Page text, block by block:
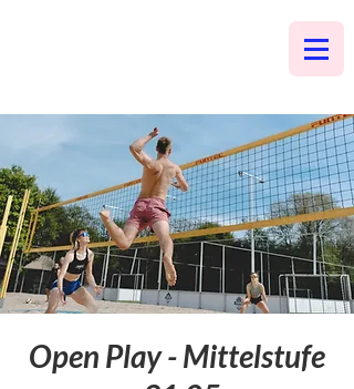
Open Play - Mittelstufe